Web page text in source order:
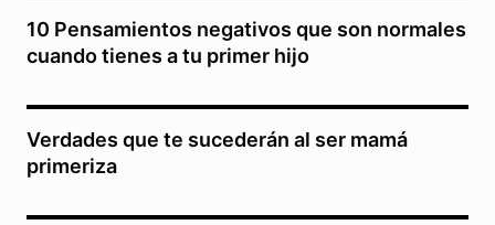
10 Pensamientos negativos que son normales
cuando tienes a tu primer hijo
Verdades que te sucederán al ser mamá
primeriza